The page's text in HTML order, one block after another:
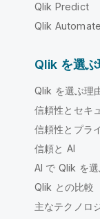
Qlik Predict
Qlik Automate
Qlik を選ぶ
Qlik を選ぶ理
信頼性とセキ
信頼性とプラ
信頼と AI
AI で Qlik を
Qlik との比較
主なテクノロ